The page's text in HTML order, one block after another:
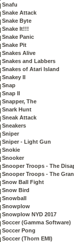
Snafu
Snake Attack
Snake Byte
Snake It!!!
Snake Panic
Snake Pit
Snakes Alive
Snakes and Labbers
Snakes of Atari Island
Snakey II
Snap
Snap II
Snapper, The
Snark Hunt
Sneak Attack
Sneakers
Sniper
Sniper - Light Gun
Snokie
Snooker
Snooper Troops - The
Snooper Troops - The
Snow Ball Fight
Snow Bird
Snowball
Snowplow
Snowplow NYD 2017
Soccer (Gamma Software)
Soccer Pong
Soccer (Thorn EMI)